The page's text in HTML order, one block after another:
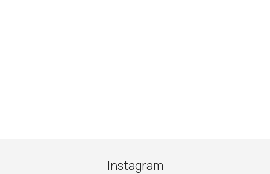
Instagram